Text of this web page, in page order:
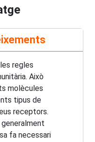
regles
Això
molècules
tipus de
receptors.
fa necessari